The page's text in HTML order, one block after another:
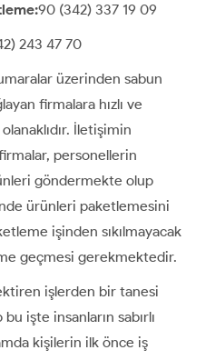
90 (342) 337 19 09
243 47 70
üzerinden sabun
firmalara hızlı ve
İletişimin
personellerin
göndermekte olup
ürünleri paketlemesini
işinden sıkılmayacak
geçmesi gerekmektedir.
işlerden bir tanesi
işte insanların sabırlı
kişilerin ilk önce iş